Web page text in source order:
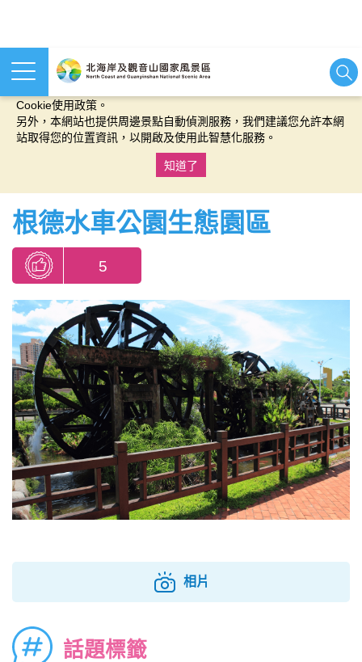
本網站使用cookies等相關技術以持續優化網站服務，並有助於為
Cookie使用政策。
另外，本網站也提供周邊景點自動偵測服務，我們建議您允許本網
站取得您的位置資訊，以開啟及使用此智慧化服務。
知道了
根德水車公園生態園區
5
相片
話題標籤